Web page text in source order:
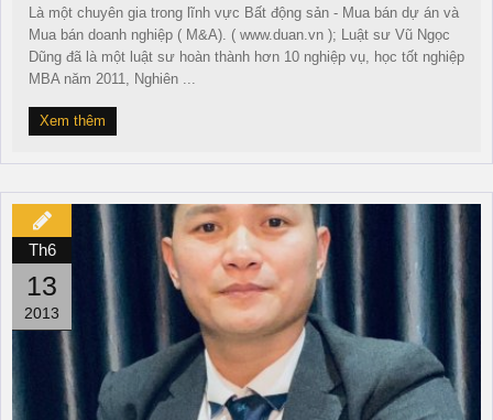
Là một chuyên gia trong lĩnh vực Bất động sản - Mua bán dự án và
Mua bán doanh nghiệp ( M&A). ( www.duan.vn ); Luật sư Vũ Ngọc
Dũng đã là một luật sư hoàn thành hơn 10 nghiệp vụ, học tốt nghiệp
MBA năm 2011, Nghiên ...
Xem thêm
Th6
13
2013